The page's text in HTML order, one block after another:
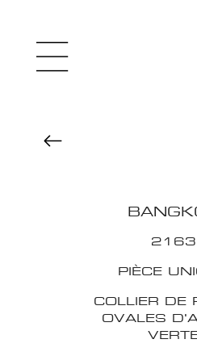
2163
PIÈCE
COLLIER DE
OVALES